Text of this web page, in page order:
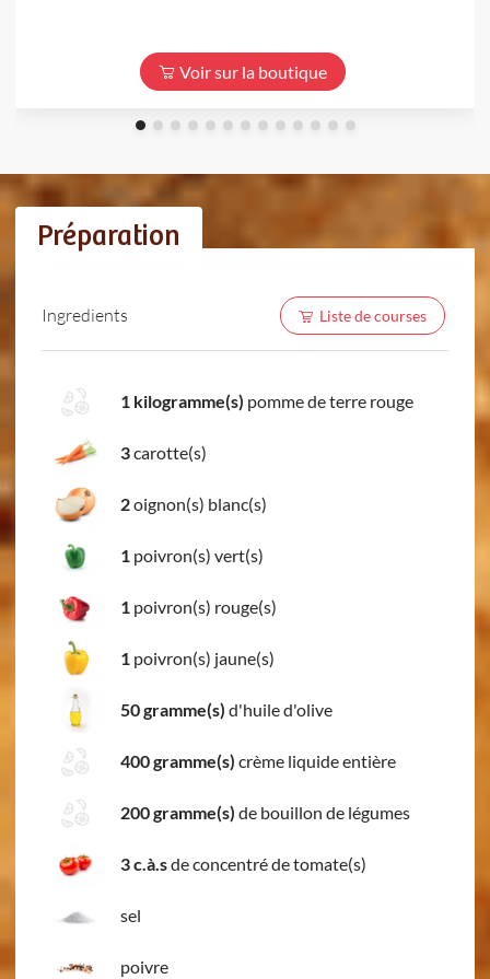
Voir sur la boutique
Préparation
Ingredients Liste de courses
1 kilogramme(s) pomme de terre rouge
3carotte(s)
2oignon(s) blanc(s)
1 poivron(s) vert(s)
1 poivron(s) rouge(s)
1 poivron(s) jaune(s)
50 gramme(s) d'huile d'olive
400 gramme(s) crème liquide entière
200 gramme(s) de bouillon de légumes
3 c.à.sde concentré de tomate(s)
sel
poivre